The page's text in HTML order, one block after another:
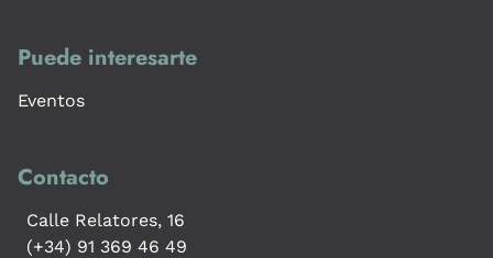
Puede interesarte
Eventos
Contacto
Calle Relatores, 16
(+34) 91 369 46 49